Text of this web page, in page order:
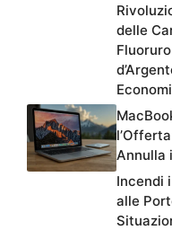
delle
Annulla
Incendi
alle